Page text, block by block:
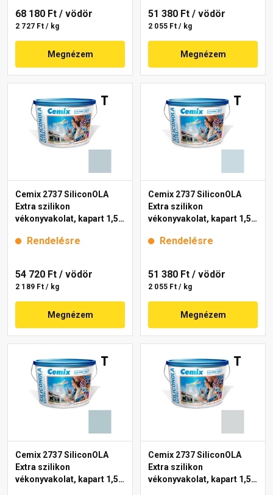
68 180 Ft / vödör
2 727 Ft / kg
Megnézem
51 380 Ft / vödör
2 055 Ft / kg
Megnézem
Cemix 2737 SiliconOLA
Extra szilikon
vékonyvakolat, kapart 1,5
Rendelésre
54 720 Ft / vödör
2 189 Ft / kg
Megnézem
Cemix 2737 SiliconOLA
Extra szilikon
vékonyvakolat, kapart 1,5
Rendelésre
51 380 Ft / vödör
2 055 Ft / kg
Megnézem
Cemix 2737 SiliconOLA
Extra szilikon
vékonyvakolat, kapart 1,5
Cemix 2737 SiliconOLA
Extra szilikon
vékonyvakolat, kapart 1,5